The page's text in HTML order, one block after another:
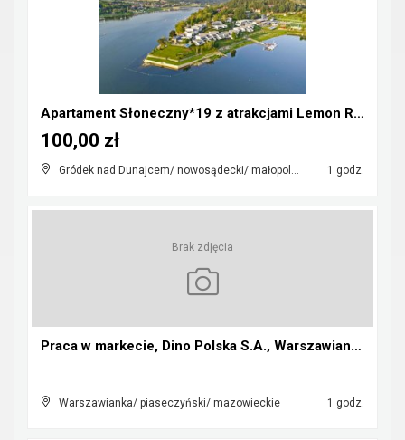
Apartament Słoneczny*19 z atrakcjami Lemon Resort ...
Gródek nad Dunajcem/ nowosądecki/ małopolskie 1 godz.
100,00 zł
Brak zdjęcia
Praca w markecie, Dino Polska S.A., Warszawianka
Warszawianka/ piaseczyński/ mazowieckie 1 godz.